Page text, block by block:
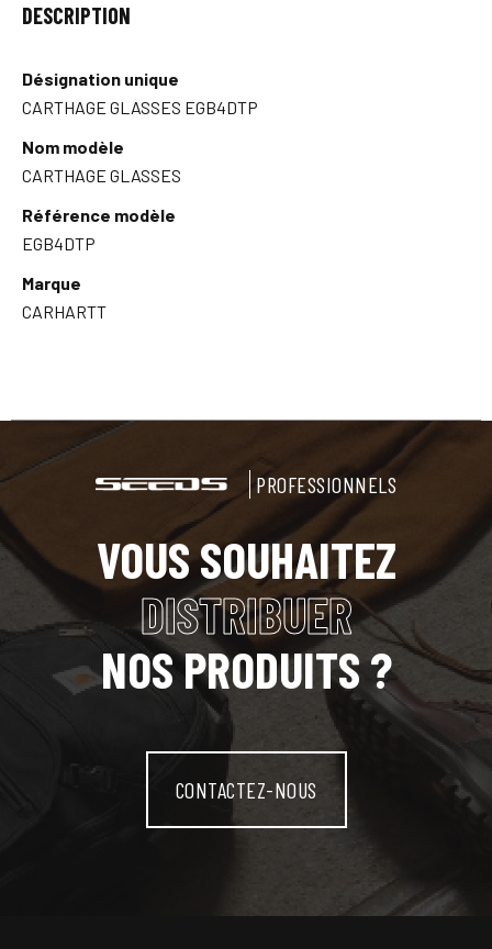
DESCRIPTION
Désignation unique
CARTHAGE GLASSES EGB4DTP
Nom modèle
CARTHAGE GLASSES
Référence modèle
EGB4DTP
Marque
CARHARTT
PROFESSIONNELS
VOUS SOUHAITEZ
DISTRIBUER
NOS PRODUITS ?
CONTACTEZ-NOUS